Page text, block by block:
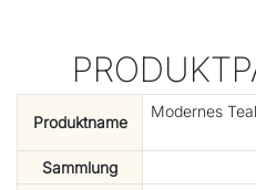
Produktname
Modernes
Sammlung